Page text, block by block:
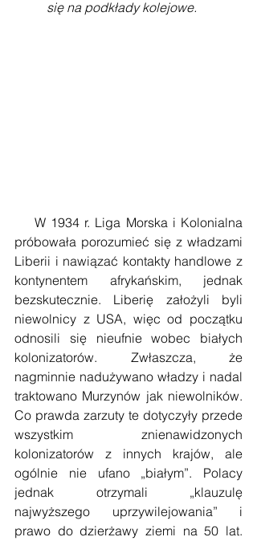
się na podkłady kolejowe.
próbowała porozumieć się z władzami
Liberii i nawiązać kontakty handlowe z
kontynentem afrykańskim, jednak
bezskutecznie. Liberię założyli byli
niewolnicy z USA, więc od początku
odnosili się nieufnie wobec białych
kolonizatorów. Zwłaszcza, że
nagminnie nadużywano władzy i nadal
traktowano Murzynów jak niewolników.
Co prawda zarzuty te dotyczyły przede
wszystkim znienawidzonych
kolonizatorów z innych krajów, ale
ogólnie nie ufano „białym”. Polacy
jednak otrzymali „klauzulę
najwyższego uprzywilejowania” i
prawo do dzierżawy ziemi na 50 lat.